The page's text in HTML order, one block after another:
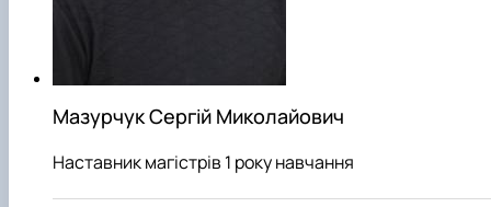
Мазурчук Сергій Миколайович
Наставник магістрів 1 року навчання